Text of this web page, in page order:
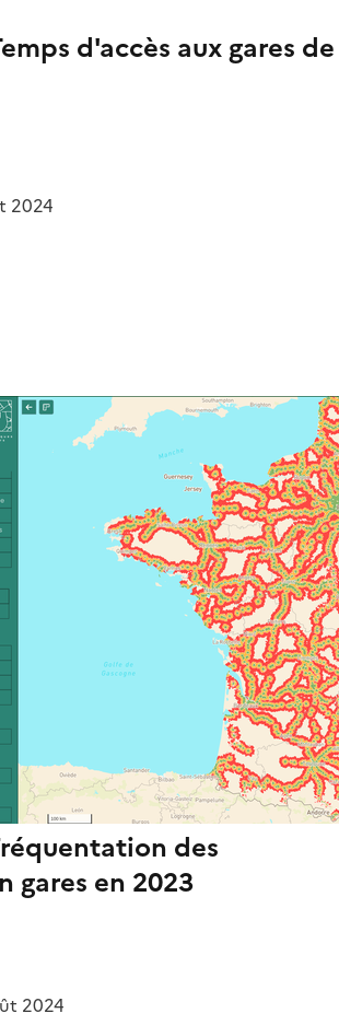
d'accès aux gares de
2024
des
gares en 2023
2024